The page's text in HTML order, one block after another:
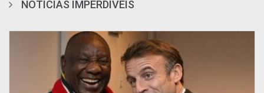
NOTÍCIAS IMPERDÍVEIS